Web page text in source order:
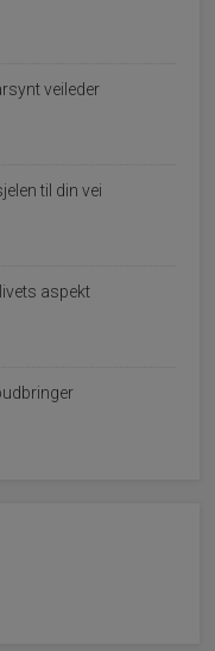
veileder
til din vei
aspekt